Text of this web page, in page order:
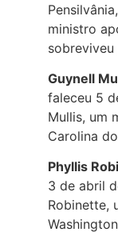
ministro
Guynell
faleceu 5
Mullis, um
Carolina
Phyllis
3 de abril
Robinette,